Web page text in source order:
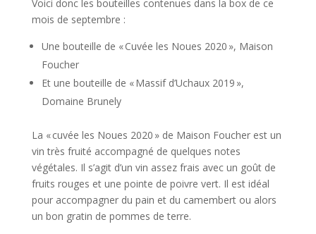
Voici donc les bouteilles contenues dans la box de ce
mois de septembre :
Une bouteille de « Cuvée les Noues 2020 », Maison
Foucher
Et une bouteille de « Massif d’Uchaux 2019 »,
Domaine Brunely
La « cuvée les Noues 2020 » de Maison Foucher est un
vin très fruité accompagné de quelques notes
végétales. Il s’agit d’un vin assez frais avec un goût de
fruits rouges et une pointe de poivre vert. Il est idéal
pour accompagner du pain et du camembert ou alors
un bon gratin de pommes de terre.